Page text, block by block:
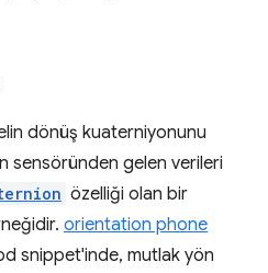
dönüş kuaterniyonunu
sensöründen gelen verileri
özelliği olan bir
orientation phone
snippet'inde, mutlak yön